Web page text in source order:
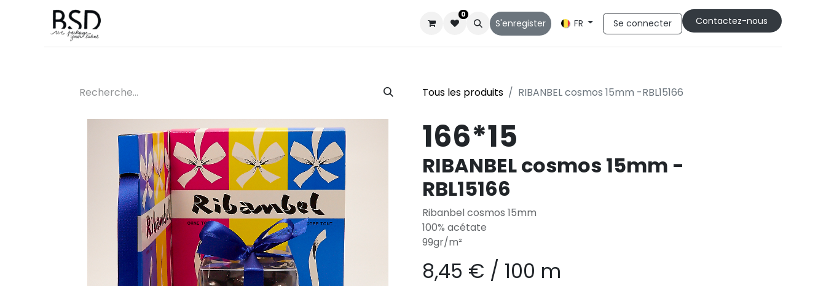
Qui sommes-nous
0
S'enregister FR Se connecter Cont​​actez-nous
Tous les produits RIBANBEL cosmos 15mm -RBL15166
166*15
RIBANBEL cosmos 15mm -
RBL15166
Ribanbel cosmos 15mm
100% acétate
99gr/m²
8,45 € / 100 m